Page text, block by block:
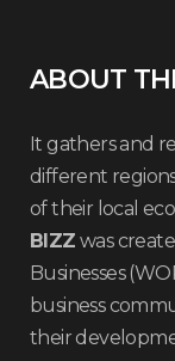
ABOUT
It gathers and
different
of their local
BIZZ was
Businesses
business
their